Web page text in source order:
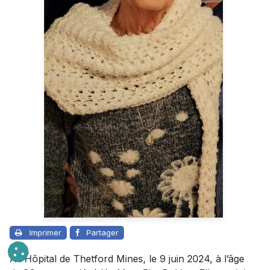
Imprimer Partager
À l’Hôpital de Thetford Mines, le 9 juin 2024, à l’âge